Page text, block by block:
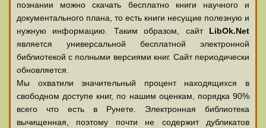
познании можно скачать бесплатно книги научного и
документального плана, то есть книги несущие полезную и
нужную информацию. Таким образом, сайт LibOk.Net
является универсальной бесплатной электронной
библиотекой с полными версиями книг. Сайт периодически
обновляется.
Мы охватили значительный процент находящихся в
свободном доступе книг, по нашим оценкам, порядка 90%
всего что есть в Рунете. Электронная библиотека
вычищенная, поэтому почти не содержит дубликатов